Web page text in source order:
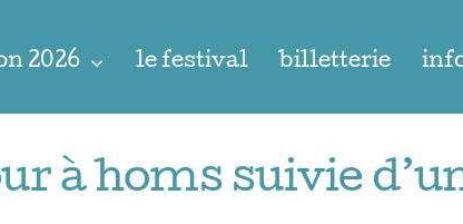
2026 le festival billetterie
à homs suivie